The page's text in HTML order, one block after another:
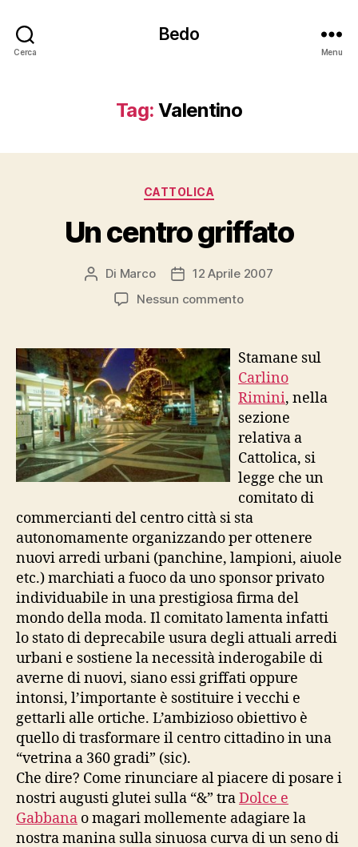
Cerca
Bedo
Menu
Tag: Valentino
Categorie
CATTOLICA
Un centro griffato
Autore
articolo
Di Marco
Data12 Aprile 2007
Nessun commentosu
griffato
Stamane sul
Carlino
Rimini, nella
sezione
relativa a
Cattolica, si
legge che un
comitato di
commercianti del centro città si sta
autonomamente organizzando per ottenere
nuovi arredi urbani (panchine, lampioni, aiuole
etc.) marchiati a fuoco da uno sponsor privato
individuabile in una prestigiosa firma del
mondo della moda. Il comitato lamenta infatti
lo stato di deprecabile usura degli attuali arredi
urbani e sostiene la necessità inderogabile di
averne di nuovi, siano essi griffati oppure
intonsi, l’importante è sostituire i vecchi e
gettarli alle ortiche. L’ambizioso obiettivo è
quello di trasformare il centro cittadino in una
“vetrina a 360 gradi” (sic).
Che dire? Come rinunciare al piacere di posare i
nostri augusti glutei sulla “&” traDolce e
Gabbana o magari mollemente adagiare la
nostra manina sulla sinuosa curva di un seno di